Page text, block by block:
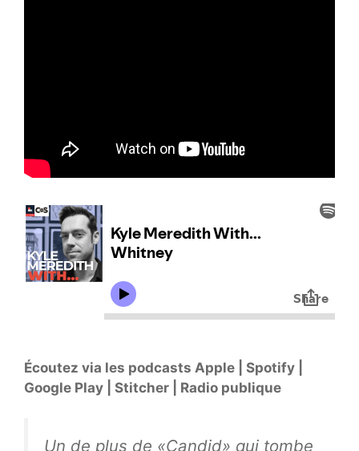
Écoutez via les podcasts Apple | Spotify |
Google Play | Stitcher | Radio publique
Un de plus de «Candid» qui tombe